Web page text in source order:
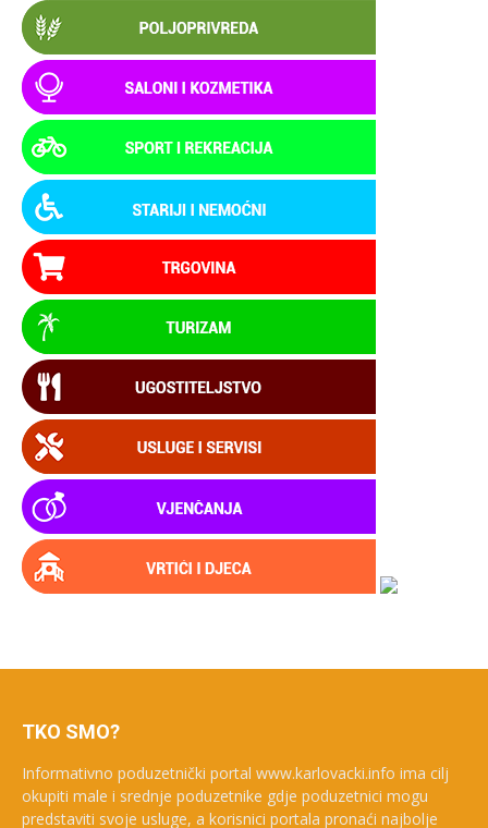
TKO SMO?
Informativno poduzetnički portal www.karlovacki.info ima cilj
okupiti male i srednje poduzetnike gdje poduzetnici mogu
predstaviti svoje usluge, a korisnici portala pronaći najbolje